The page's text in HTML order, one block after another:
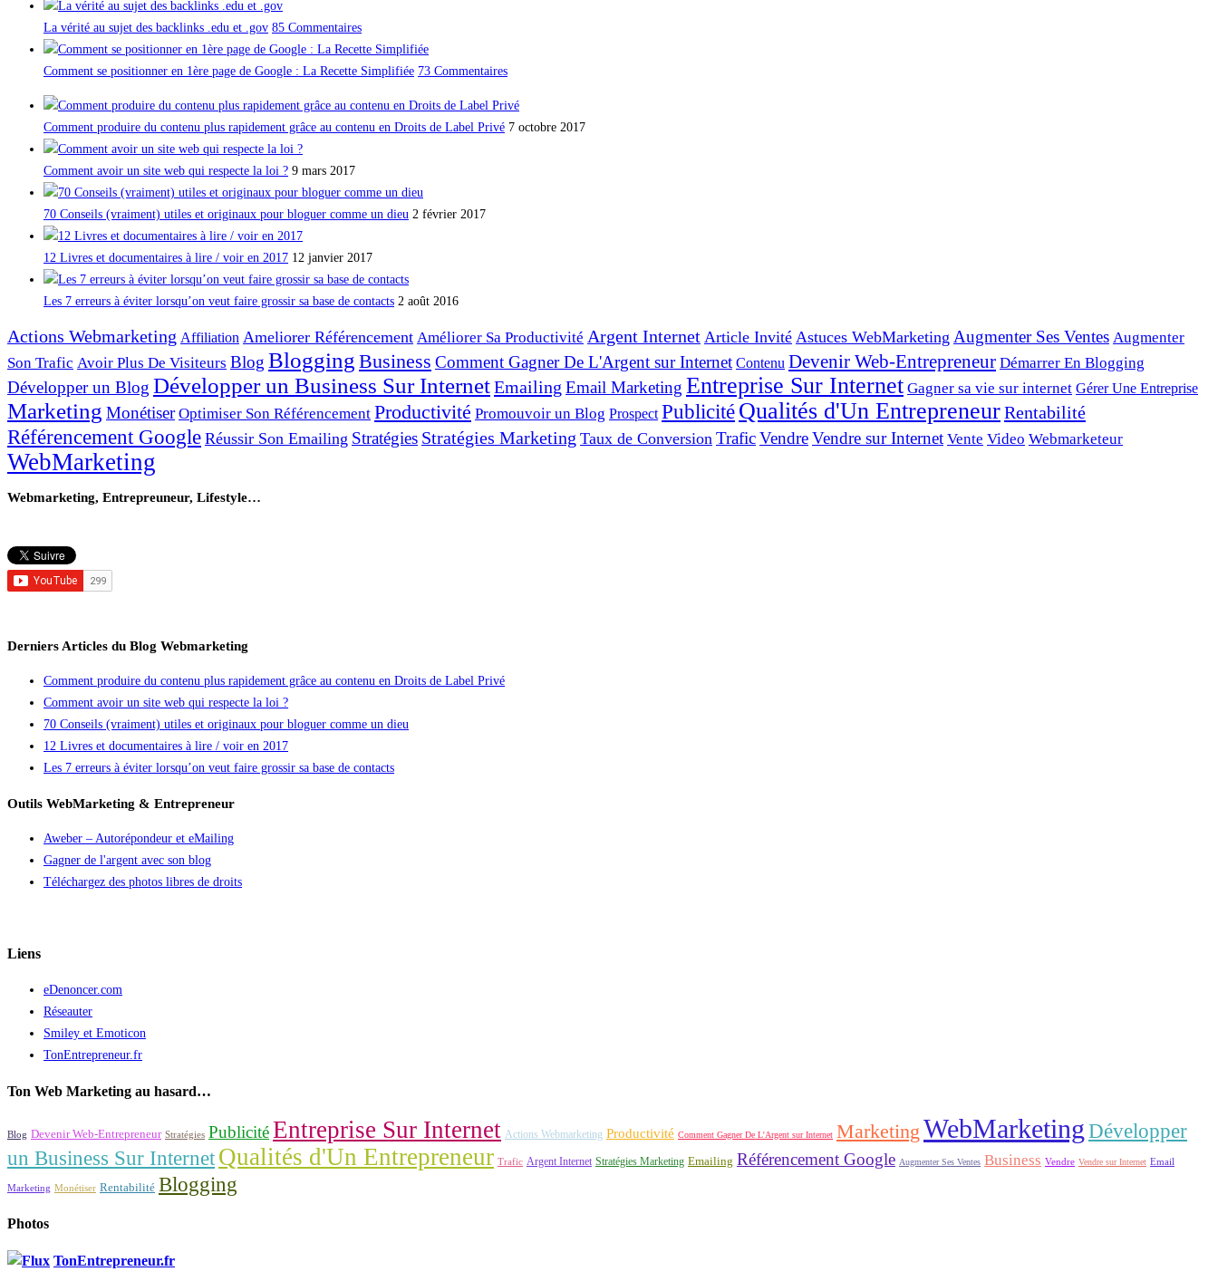
La vérité au sujet des backlinks .edu et .gov 85 Commentaires
Comment se positionner en 1ère page de Google : La Recette Simplifiée 73 Commentaires
Comment produire du contenu plus rapidement grâce au contenu en Droits de Label Privé 7 octobre 2017
Comment avoir un site web qui respecte la loi ? 9 mars 2017
70 Conseils (vraiment) utiles et originaux pour bloguer comme un dieu 2 février 2017
12 Livres et documentaires à lire / voir en 2017 12 janvier 2017
Les 7 erreurs à éviter lorsqu’on veut faire grossir sa base de contacts 2 août 2016
Actions Webmarketing Affiliation Ameliorer Référencement Améliorer Sa Productivité Argent Internet Article Invité Astuces WebMarketing Augmenter Ses Ventes Augmenter
Son Trafic Avoir Plus De Visiteurs Blog Blogging Business Comment Gagner De L'Argent sur Internet Contenu Devenir Web-Entrepreneur Démarrer En Blogging
Développer un Blog Développer un Business Sur InternetEmailing Email Marketing Entreprise Sur Internet Gagner sa vie sur internet Gérer Une Entreprise
Marketing Monétiser Optimiser Son Référencement Productivité Promouvoir un Blog Prospect PublicitéQualités d'Un EntrepreneurRentabilité
Référencement Google Réussir Son Emailing Stratégies Stratégies Marketing Taux de Conversion TraficVendre Vendre sur Internet Vente Video Webmarketeur
WebMarketing
Webmarketing, Entrepreuneur, Lifestyle…
Derniers Articles du Blog Webmarketing
Comment produire du contenu plus rapidement grâce au contenu en Droits de Label Privé
Comment avoir un site web qui respecte la loi ?
70 Conseils (vraiment) utiles et originaux pour bloguer comme un dieu
12 Livres et documentaires à lire / voir en 2017
Les 7 erreurs à éviter lorsqu’on veut faire grossir sa base de contacts
Outils WebMarketing & Entrepreneur
Aweber – Autorépondeur et eMailing
Gagner de l'argent avec son blog
Téléchargez des photos libres de droits
Liens
eDenoncer.com
Réseauter
Smiley et Emoticon
TonEntrepreneur.fr
Ton Web Marketing au hasard…
Blog Devenir Web-Entrepreneur Stratégies PublicitéEntreprise Sur Internet Actions Webmarketing Productivité Comment Gagner De L'Argent sur Internet Marketing WebMarketingDévelopper
un Business Sur InternetQualités d'Un Entrepreneur Trafic Argent Internet Stratégies Marketing Emailing Référencement Google Augmenter Ses Ventes Business Vendre Vendre sur Internet Email
Marketing Monétiser Rentabilité Blogging
Photos
TonEntrepreneur.fr